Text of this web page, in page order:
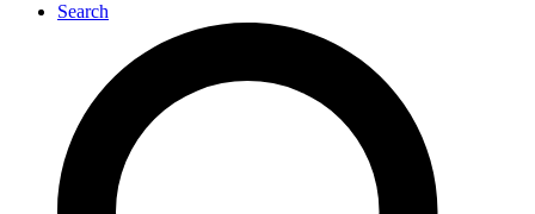
Search